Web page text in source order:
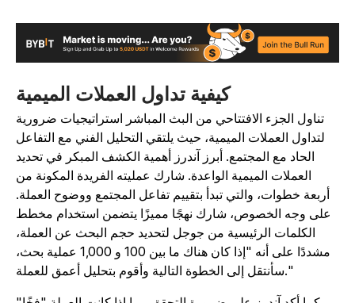
كيفية تداول العملات الميمية
تناول الجزء الافتتاحي من البث المباشر استراتيجيات ضرورية
لتداول العملات الميمية، حيث يلتقي التحليل الفني مع التفاعل
الحاد مع المجتمع. أبرز آندرز أهمية الكشف المبكر في تحديد
العملات الميمية الواعدة. شارك عمليته الفريدة المكونة من
أربعة خطوات، والتي تبدأ بتقييم تفاعل المجتمع ووضوح العملة.
على وجه الخصوص، شارك نهجًا مميزًا يتضمن استخدام مخطط
الكلمات الرئيسية من جوجل لتحديد حجم البحث عن العملة،
مشددًا على أنه "إذا كان هناك ما بين 100 و 1,000 عملية بحث،